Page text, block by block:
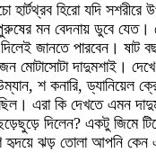
হার্টথ্রব হিরো যদি
মন বেদনায় ডুবে যেত।
জানতে পারবেন। ষাট
দাদুমশাই। দেখে
শ কনারি, ড্যানিয়েল
এরা কি দেখতে এমন
দিলেন? একটু জিমে
ঝড় তোলা আপনি কেন